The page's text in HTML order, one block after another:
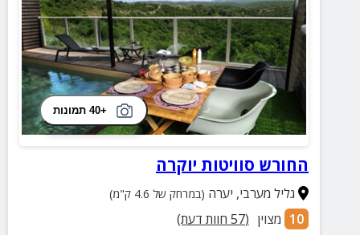
+40 תמונות
החורש סוויטות יוקרה
גליל מערבי, יערה (במרחק של 4.6 ק"מ)
10 מצוין (
57 חוות דעת)